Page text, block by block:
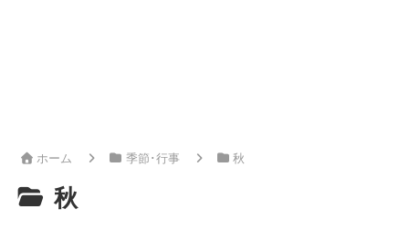
ホーム 季節･行事 秋
秋